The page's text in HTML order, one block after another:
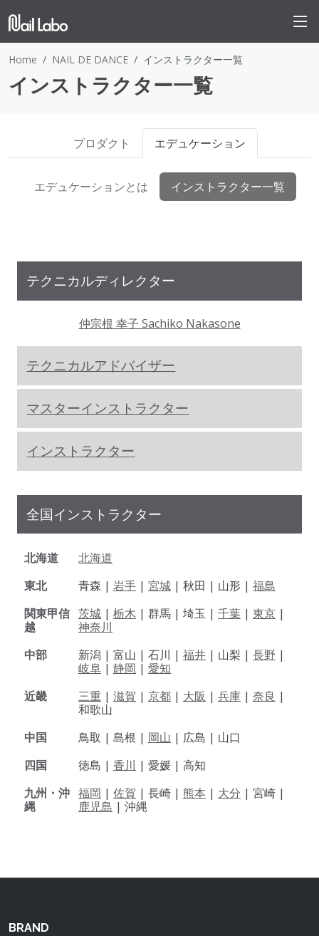
Home NAIL DE DANCE インストラクター一覧
インストラクター一覧
プロダクト エデュケーション
エデュケーションとは インストラクター一覧
テクニカルディレクター
仲宗根 幸子 Sachiko Nakasone
テクニカルアドバイザー
マスターインストラクター
インストラクター
全国インストラクター
北海道
北海道
東北
青森 | 岩手 | 宮城 | 秋田 | 山形 | 福島
関東甲信
越
茨城 | 栃木 | 群馬 | 埼玉 | 千葉 | 東京 |
神奈川
中部
新潟 | 富山 | 石川 | 福井 | 山梨 | 長野 |
岐阜 | 静岡 | 愛知
近畿
三重 | 滋賀 | 京都 | 大阪 | 兵庫 | 奈良 |
和歌山
中国
鳥取 | 島根 | 岡山 | 広島 | 山口
四国
徳島 | 香川 | 愛媛 | 高知
九州・沖
縄
福岡 | 佐賀 | 長崎 | 熊本 | 大分 | 宮崎 |
鹿児島 | 沖縄
BRAND